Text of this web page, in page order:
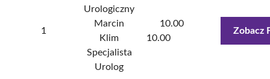
1
Urologiczny
Marcin
Klim
Specjalista
Urolog
10.00
10.00
Zobacz